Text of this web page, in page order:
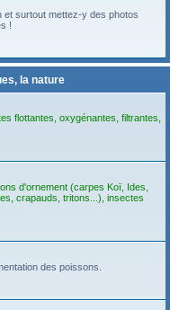
et surtout mettez-y des photos
!
la nature
flottantes, oxygénantes, filtrantes,
d'ornement (carpes Koï, Ides,
crapauds, tritons...), insectes
des poissons.